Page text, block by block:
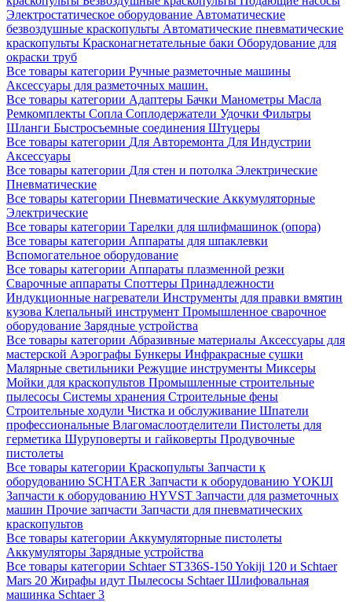
Электростатическое оборудование Автоматические
безвоздушные краскопульты Автоматические пневматические
краскопульты Красконагнетательные баки Оборудование для
окраски труб
Все товары категории Ручные разметочные машины
Аксессуары для разметочных машин.
Все товары категории Адаптеры Бачки Манометры Масла
Ремкомплекты Сопла Соплодержатели Удочки Фильтры
Шланги Быстросъемные соединения Штуцеры
Все товары категории Для Авторемонта Для Индустрии
Аксессуары
Все товары категории Для стен и потолка Электрические
Пневматические
Все товары категории Пневматические Аккумуляторные
Электрические
Все товары категории Тарелки для шлифмашинок (опора)
Все товары категории Аппараты для шпаклевки
Вспомогательное оборудование
Все товары категории Аппараты плазменной резки
Сварочные аппараты Споттеры Принадлежности
Индукционные нагреватели Инструменты для правки вмятин
кузова Клепальный инструмент Промышленное сварочное
оборудование Зарядные устройства
Все товары категории Абразивные материалы Аксессуары для
мастерской Аэрографы Бункеры Инфракрасные сушки
Малярные светильники Режущие инструменты Миксеры
Мойки для краскопультов Промышленные строительные
пылесосы Системы хранения Строительные фены
Строительные ходули Чистка и обслуживание Шпатели
профессиональные Влагомаслоотделители Пистолеты для
герметика Шуруповерты и гайковерты Продувочные
пистолеты
Все товары категории Краскопульты Запчасти к
оборудованию SCHTAER Запчасти к оборудованию YOKIJI
Запчасти к оборудованию HYVST Запчасти для разметочных
машин Прочие запчасти Запчасти для пневматических
краскопультов
Все товары категории Аккумуляторные пистолеты
Аккумуляторы Зарядные устройства
Все товары категории Schtaer ST336S-150Yokiji 120 и Schtaer
Mars 20 Жирафы идут Пылесосы SchtaerШлифовальная
машинка Schtaer 3